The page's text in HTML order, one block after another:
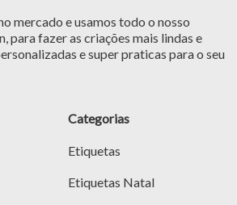
mercado e usamos todo o nosso
para fazer as criações mais lindas e
e super praticas para o seu
Categorias
Etiquetas
Etiquetas Natal